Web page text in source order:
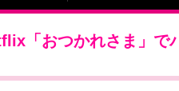
「おつかれさま」で